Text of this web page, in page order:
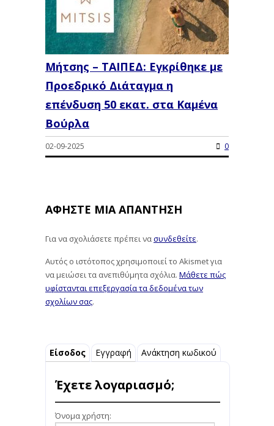
Μήτσης – ΤΑΙΠΕΔ: Εγκρίθηκε με
Προεδρικό Διάταγμα η
επένδυση 50 εκατ. στα Καμένα
Βούρλα
02-09-2025 0
ΑΦΉΣΤΕ ΜΙΑ ΑΠΆΝΤΗΣΗ
Για να σχολιάσετε πρέπει νασυνδεθείτε.
Αυτός ο ιστότοπος χρησιμοποιεί το Akismet για
να μειώσει τα ανεπιθύμητα σχόλια. Μάθετε πώς
υφίστανται επεξεργασία τα δεδομένα των
σχολίων σας.
Είσοδος Εγγραφή Ανάκτηση κωδικού
Έχετε λογαριασμό;
Όνομα χρήστη: